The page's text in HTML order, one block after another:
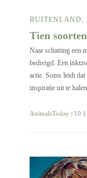
BUITENLAND,
Tien
Naar schatting een
bedreigd. Een
actie. Soms leidt
inspiratie uit te
AnimalsToday | 10